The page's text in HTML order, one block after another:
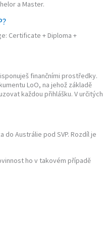
a Master.
Certificate + Diploma +
finančními prostředky.
LoO, na jehož základě
každou přihlášku. V určitých
do Austrálie pod SVP. Rozdíl je
ho v takovém případě